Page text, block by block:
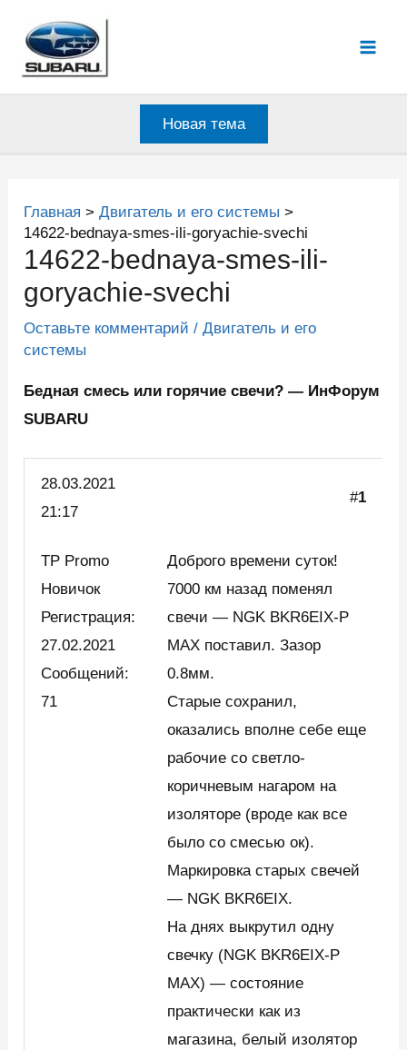
содержимому
Новая тема
Главная
Двигатель и его системы
14622-bednaya-smes-ili-goryachie-svechi
14622-bednaya-smes-ili-
goryachie-svechi
Оставьте комментарий /Двигатель и его
системы
Бедная смесь или горячие свечи? — ИнФорум
SUBARU
28.03.2021
21:17
#1
TP Promo
Новичок
Регистрация:
27.02.2021
Сообщений:
71
Доброго времени суток!
7000 км назад поменял
свечи — NGK BKR6EIX-P
MAX поставил. Зазор
0.8мм.
Старые сохранил,
оказались вполне себе еще
рабочие со светло-
коричневым нагаром на
изоляторе (вроде как все
было со смесью ок).
Маркировка старых свечей
— NGK BKR6EIX.
На днях выкрутил одну
свечку (NGK BKR6EIX-P
MAX) — состояние
практически как из
магазина, белый изолятор